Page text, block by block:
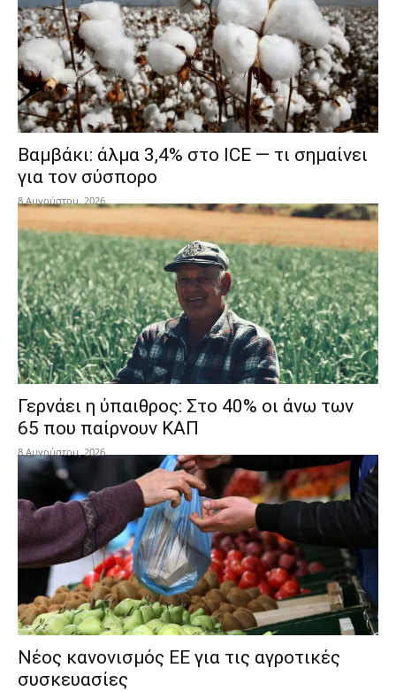
Βαμβάκι: άλμα 3,4% στο ICE — τι σημαίνει
για τον σύσπορο
8 Αυγούστου, 2026
Γερνάει η ύπαιθρος: Στο 40% οι άνω των
65 που παίρνουν ΚΑΠ
8 Αυγούστου, 2026
Νέος κανονισμός ΕΕ για τις αγροτικές
συσκευασίες